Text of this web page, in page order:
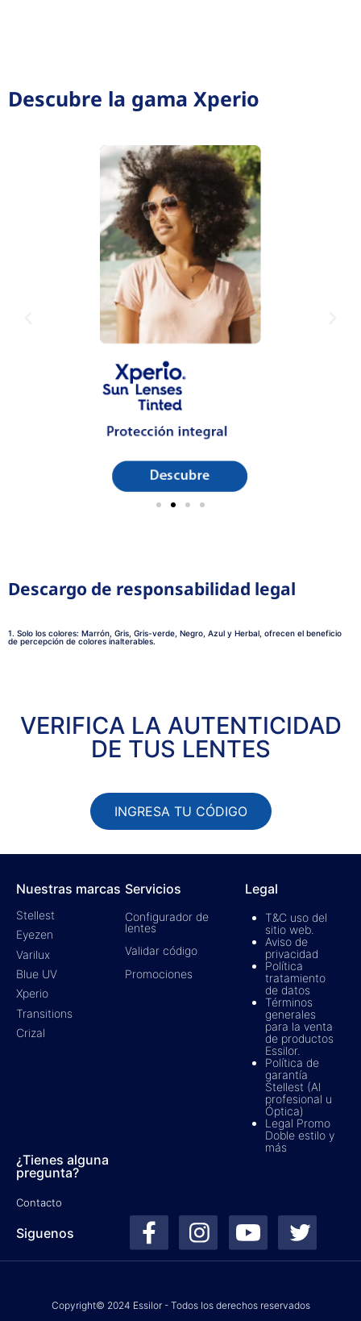
Descubre la gama Xperio
Descargo de responsabilidad legal
1. Solo los colores: Marrón, Gris, Gris-verde, Negro, Azul y Herbal, ofrecen el beneficio
de percepción de colores inalterables.
VERIFICA LA AUTENTICIDAD
DE TUS LENTES
INGRESA TU CÓDIGO
Nuestras marcas
Stellest
Eyezen
Varilux
Blue UV
Xperio
Transitions
Crizal
Servicios
Configurador de
lentes
Validar código
Promociones
Legal
T&C uso del
sitio web.
Aviso de
privacidad
Política
tratamiento
de datos
Términos
generales
para la venta
de productos
Essilor.
Política de
garantía
Stellest (Al
profesional u
Óptica)
Legal Promo
Doble estilo y
más
¿Tienes alguna
pregunta?
Contacto
Siguenos
Copyright© 2024 Essilor - Todos los derechos reservados